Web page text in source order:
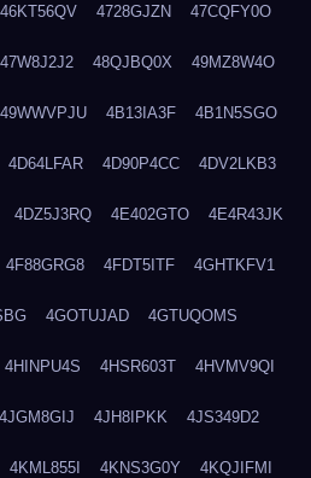
46KT56QV 4728GJZN 47CQFY0O
47W8J2J2 48QJBQ0X 49MZ8W4O
49WWVPJU 4B13IA3F 4B1N5SGO
4D64LFAR 4D90P4CC 4DV2LKB3
4DZ5J3RQ 4E402GTO 4E4R43JK
4F88GRG8 4FDT5ITF 4GHTKFV1
4GOTUJAD 4GTUQOMS
4HINPU4S 4HSR603T 4HVMV9QI
4JGM8GIJ 4JH8IPKK 4JS349D2
4KML855I 4KNS3G0Y 4KQJIFMI